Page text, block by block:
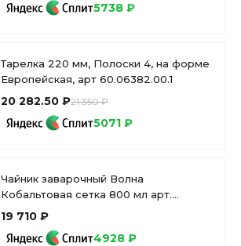
5738 ₽
Тарелка 220 мм, Полоски 4, на форме
Европейская, арт 60.06382.00.1
20 282.50 ₽21 350 ₽
5071 ₽
Чайник заварочный Волна
Кобальтовая сетка 800 мл арт.
80.06534.00.1
19 710 ₽
4928 ₽